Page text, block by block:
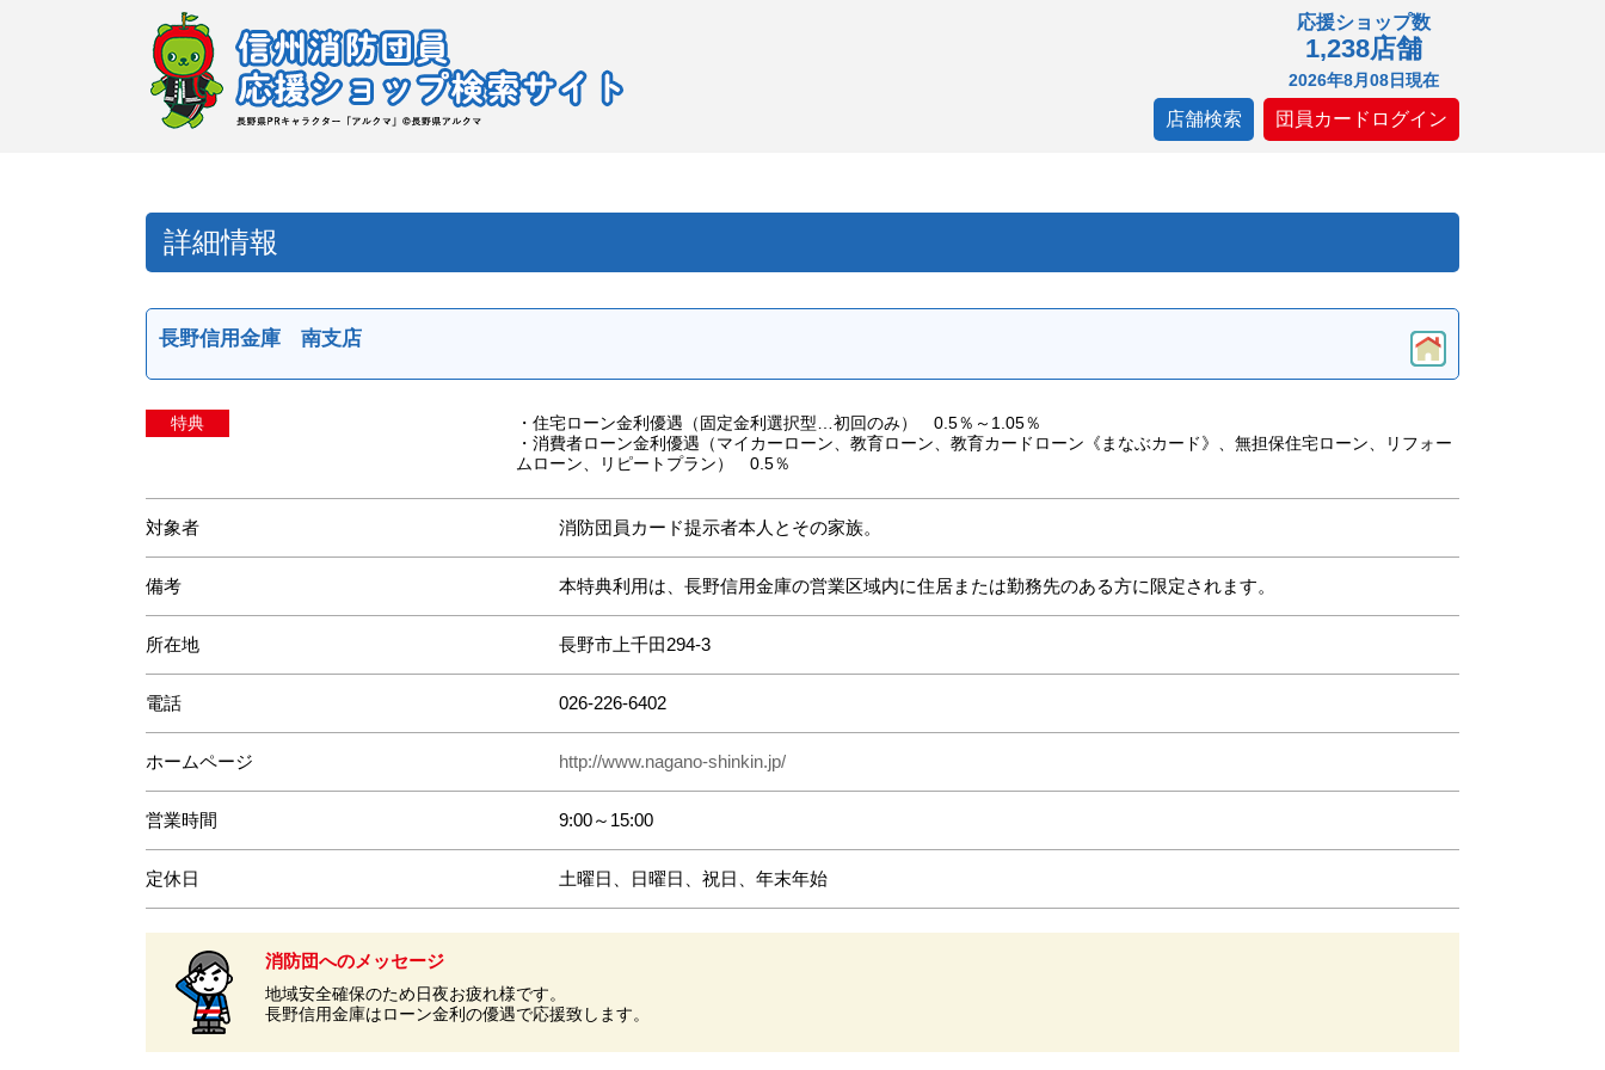
応援ショップ数
1,238店舗
2026年8月08日現在
店舗検索 団員カードログイン
詳細情報
長野信用金庫 南支店
特典
・住宅ローン金利優遇（固定金利選択型…初回のみ） 0.5％～1.05％
・消費者ローン金利優遇（マイカーローン、教育ローン、教育カードローン《まなぶカード》、無担保住宅ローン、リフォー
ムローン、リピートプラン） 0.5％
対象者 消防団員カード提示者本人とその家族。
備考 本特典利用は、長野信用金庫の営業区域内に住居または勤務先のある方に限定されます。
所在地 長野市上千田294-3
電話 026-226-6402
ホームページ http://www.nagano-shinkin.jp/
営業時間 9:00～15:00
定休日 土曜日、日曜日、祝日、年末年始
消防団へのメッセージ
地域安全確保のため日夜お疲れ様です。
長野信用金庫はローン金利の優遇で応援致します。